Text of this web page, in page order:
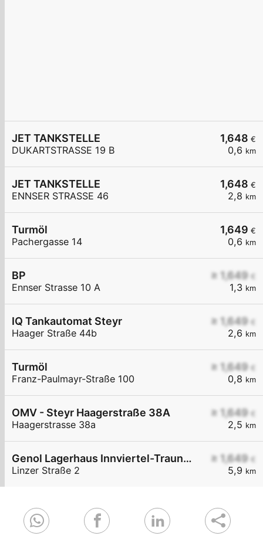
1,648 €
0,6 km
JET TANKSTELLE
DUKARTSTRASSE 19 B
1,648 €
2,8 km
JET TANKSTELLE
ENNSER STRASSE 46
1,649 €
0,6 km
Turmöl
Pachergasse 14
≥ 1,649 €
1,3 km
BP
Ennser Strasse 10 A
≥ 1,649 €
2,6 km
IQ Tankautomat Steyr
Haager Straße 44b
≥ 1,649 €
0,8 km
Turmöl
Franz-Paulmayr-Straße 100
≥ 1,649 €
2,5 km
OMV - Steyr Haagerstraße 38A
Haagerstrasse 38a
≥ 1,649 €
5,9 km
Genol Lagerhaus Innviertel-Traunviertel-Urfahr
Linzer Straße 2